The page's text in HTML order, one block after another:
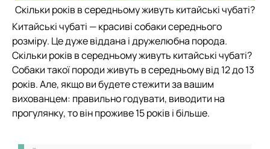
Скільки років в середньому живуть китайські чубаті?
Китайські чубаті — красиві собаки середнього
розміру. Це дуже віддана і дружелюбна порода.
Скільки років в середньому живуть китайські чубаті?
Собаки такої породи живуть в середньому від 12 до 13
років. Але, якщо ви будете стежити за вашим
вихованцем: правильно годувати, виводити на
прогулянку, то він проживе 15 років і більше.